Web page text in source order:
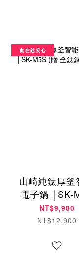
食在鈦安心
山崎純鈦厚釜
電子鍋 │SK-
(贈 全鈦鋼飯
NT$9,980
NT$12,900